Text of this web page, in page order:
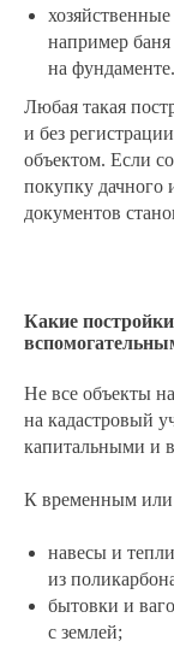
например
на фундаменте.
Любая такая
и без
объектом. Если
покупку
документов
Какие
Не все объекты
на кадастровый
капитальными и
К временным или
навесы и
из
бытовки и
с землей;